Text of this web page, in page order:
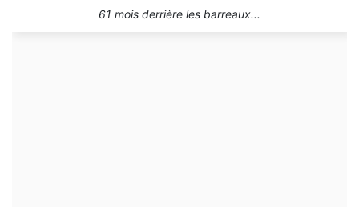
61 mois derrière les barreaux...